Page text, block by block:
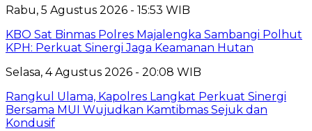
Rabu, 5 Agustus 2026 - 15:53 WIB
KBO Sat Binmas Polres Majalengka Sambangi Polhut
KPH: Perkuat Sinergi Jaga Keamanan Hutan
Selasa, 4 Agustus 2026 - 20:08 WIB
Rangkul Ulama, Kapolres Langkat Perkuat Sinergi
Bersama MUI Wujudkan Kamtibmas Sejuk dan
Kondusif